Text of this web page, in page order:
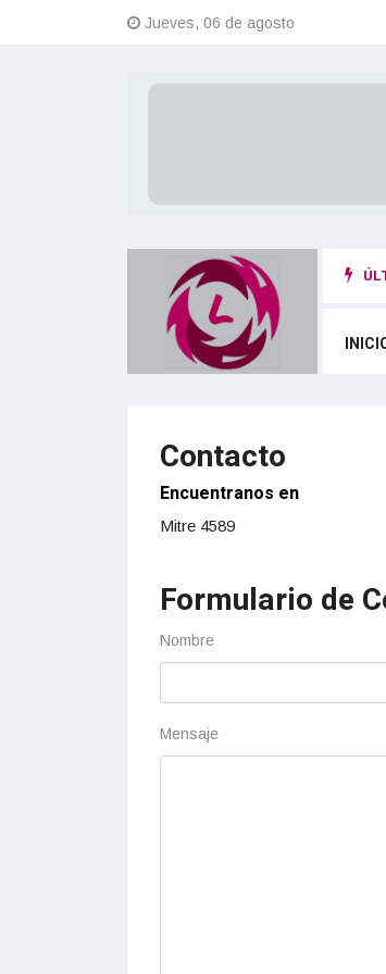
Jueves, 06 de agosto
Contacto
Encuentranos en
Mitre 4589
Formulario de
Nombre
Mensaje